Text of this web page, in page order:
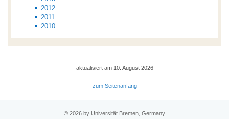
2012
2011
2010
aktualisiert am 10. August 2026
zum Seitenanfang
© 2026 by Universität Bremen, Germany